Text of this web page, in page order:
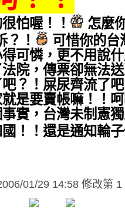
怕喔！！
怎麼
！
可惜你的台
可憐，更不用說
院，傳票卻無法
？！屎尿齊流了
是要賣帳嘛！！
實，台灣未制憲
國！！還是通知輪
01/29 14:58 修改第 1